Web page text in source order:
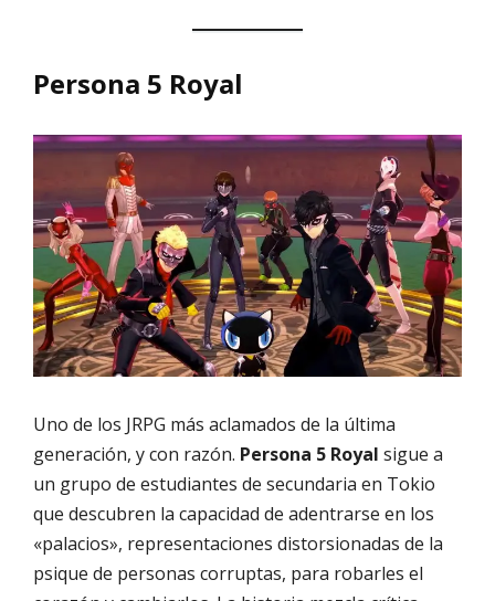
Persona 5 Royal
Uno de los JRPG más aclamados de la última
generación, y con razón. Persona 5 Royal sigue a
un grupo de estudiantes de secundaria en Tokio
que descubren la capacidad de adentrarse en los
«palacios», representaciones distorsionadas de la
psique de personas corruptas, para robarles el